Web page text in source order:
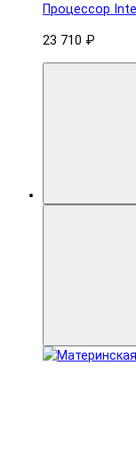
Процессор
23 710 ₽